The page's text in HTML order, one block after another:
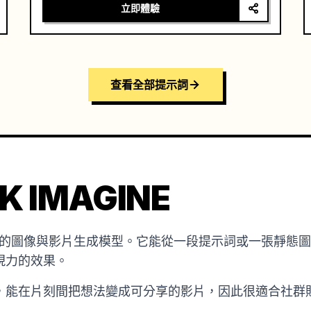
立即體驗
查看全部提示詞
IMAGINE
圖像與影片生成模型。它能從一段提示詞或一張靜態
的效果。
在片刻間把想法變成可分享的影片，因此很適合社